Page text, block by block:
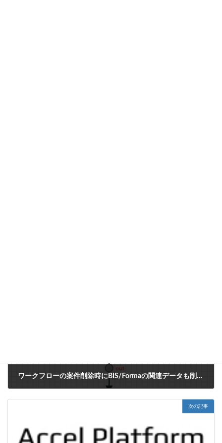
ワークフローの案件削除時にBIS/Formaの関連データも削除する方法
次の記事